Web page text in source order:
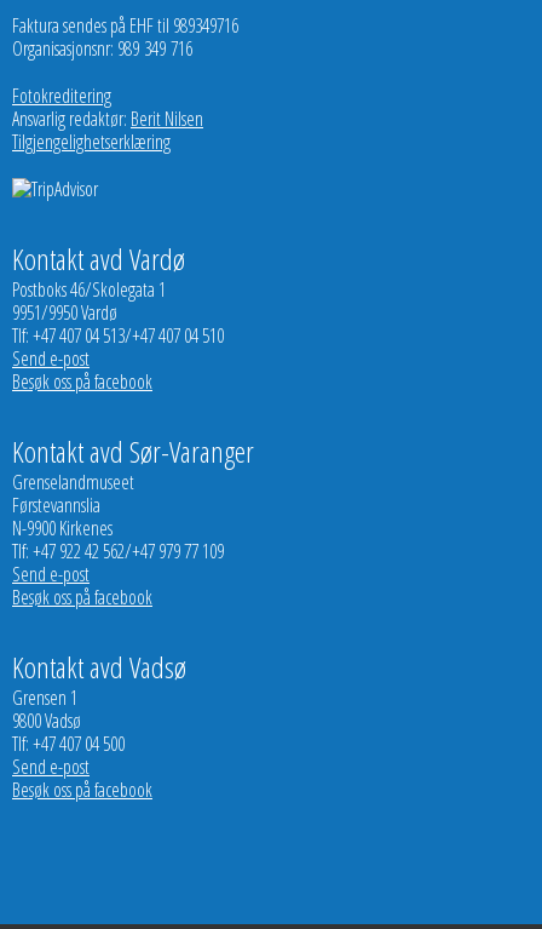
Faktura sendes på EHF til 989349716
Organisasjonsnr: 989 349 716
Fotokreditering
Ansvarlig redaktør: Berit Nilsen
Tilgjengelighetserklæring
Kontakt avd Vardø
Postboks 46/Skolegata 1
9951/9950 Vardø
Tlf: +47 407 04 513/+47 407 04 510
Send e-post
Besøk oss på facebook
Kontakt avd Sør-Varanger
Grenselandmuseet
Førstevannslia
N-9900 Kirkenes
Tlf: +47 922 42 562/+47 979 77 109
Send e-post
Besøk oss på facebook
Kontakt avd Vadsø
Grensen 1
9800 Vadsø
Tlf: +47 407 04 500
Send e-post
Besøk oss på facebook